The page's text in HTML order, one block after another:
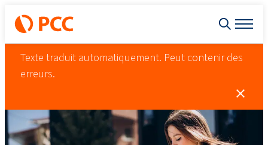
Texte traduit automatiquement. Peut contenir des
erreurs.